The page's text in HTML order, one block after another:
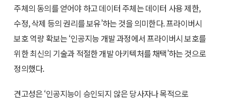
주체의 동의를 얻어야 하고 데이터 주체는 데이터 사용 제한,
수정, 삭제 등의 권리를 보유’하는 것을 의미한다. 프라이버시
보호 역량 확보는 ‘인공지능 개발 과정에서 프라이버시 보호를
위한 최신의 기술과 적절한 개발 아키텍처를 채택’하는 것으로
정의했다.
견고성은 ‘인공지능이 승인되지 않은 당사자나 목적으로